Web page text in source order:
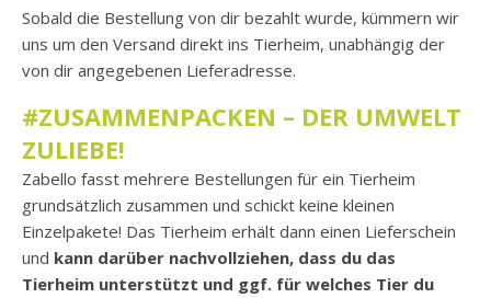
Sobald die Bestellung von dir bezahlt wurde, kümmern wir
uns um den Versand direkt ins Tierheim, unabhängig der
von dir angegebenen Lieferadresse.
#ZUSAMMENPACKEN – DER UMWELT
ZULIEBE!
Zabello fasst mehrere Bestellungen für ein Tierheim
grundsätzlich zusammen und schickt keine kleinen
Einzelpakete! Das Tierheim erhält dann einen Lieferschein
und kann darüber nachvollziehen, dass du das
Tierheim unterstützt und ggf. für welches Tier du